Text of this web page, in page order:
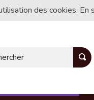
des cookies.